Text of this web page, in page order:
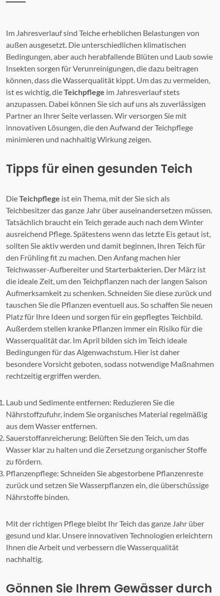
Im Jahresverlauf sind Teiche erheblichen Belastungen von
außen ausgesetzt. Die unterschiedlichen klimatischen
Bedingungen, aber auch herabfallende Blüten und Laub sowie
Insekten sorgen für Verunreinigungen, die dazu beitragen
können, dass die Wasserqualität kippt. Um das zu vermeiden,
ist es wichtig, dieTeichpflege im Jahresverlauf stets
anzupassen. Dabei können Sie sich auf uns als zuverlässigen
Partner an Ihrer Seite verlassen. Wir versorgen Sie mit
innovativen Lösungen, die den Aufwand der Teichpflege
minimieren und nachhaltig Wirkung zeigen.
Tipps für einen gesunden Teich
DieTeichpflege ist ein Thema, mit der Sie sich als
Teichbesitzer das ganze Jahr über auseinandersetzen müssen.
Tatsächlich braucht ein Teich gerade auch nach dem Winter
ausreichend Pflege. Spätestens wenn das letzte Eis getaut ist,
sollten Sie aktiv werden und damit beginnen, Ihren Teich für
den Frühling fit zu machen. Den Anfang machen hier
Teichwasser-Aufbereiter und Starterbakterien. Der März ist
die ideale Zeit, um den Teichpflanzen nach der langen Saison
Aufmerksamkeit zu schenken. Schneiden Sie diese zurück und
tauschen Sie die Pflanzen eventuell aus. So schaffen Sie neuen
Platz für Ihre Ideen und sorgen für ein gepflegtes Teichbild.
Außerdem stellen kranke Pflanzen immer ein Risiko für die
Wasserqualität dar. Im April bilden sich im Teich ideale
Bedingungen für das Algenwachstum. Hier ist daher
besondere Vorsicht geboten, sodass notwendige Maßnahmen
rechtzeitig ergriffen werden.
Laub und Sedimente entfernen: Reduzieren Sie die
Nährstoffzufuhr, indem Sie organisches Material regelmäßig
aus dem Wasser entfernen.
Sauerstoffanreicherung: Belüften Sie den Teich, um das
Wasser klar zu halten und die Zersetzung organischer Stoffe
zu fördern.
Pflanzenpflege: Schneiden Sie abgestorbene Pflanzenreste
zurück und setzen Sie Wasserpflanzen ein, die überschüssige
Nährstoffe binden.
Mit der richtigen Pflege bleibt Ihr Teich das ganze Jahr über
gesund und klar. Unsere innovativen Technologien erleichtern
Ihnen die Arbeit und verbessern die Wasserqualität
nachhaltig.
Gönnen Sie Ihrem Gewässer durch